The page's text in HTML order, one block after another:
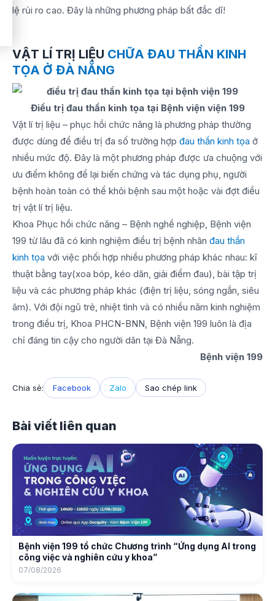
lệ rủi ro cao. Đây là những phương pháp bất đắc dĩ!
VẬT LÍ TRỊ LIỆU CHỮA ĐAU THẦN KINH
TỌA Ở ĐÀ NẴNG
Điều trị đau thần kinh tọa tại Bệnh viện viện 199
Vật lí trị liệu – phục hồi chức năng là phương pháp thường
được dùng để điều trị đa số trường hợp đau thần kinh tọa ở
nhiều mức độ. Đây là một phương pháp được ưa chuộng với
ưu điểm không để lại biến chứng và tác dụng phụ, người
bệnh hoàn toàn có thể khỏi bệnh sau một hoặc vài đợt điều
trị vật lí trị liệu.
Khoa Phục hồi chức năng – Bệnh nghề nghiệp, Bệnh viện
199 từ lâu đã có kinh nghiệm điều trị bệnh nhân đau thần
kinh tọa với việc phối hợp nhiều phương pháp khác nhau: kĩ
thuật bằng tay(xoa bóp, kéo dãn, giải điểm đau), bài tập trị
liệu và các phương pháp khác (điện trị liệu, sóng ngắn, siêu
âm). Với đội ngũ trẻ, nhiệt tình và có nhiều năm kinh nghiệm
trong điều trị, Khoa PHCN-BNN, Bệnh viện 199 luôn là địa
chỉ đáng tin cậy cho người dân tại Đà Nẵng.
Bệnh viện 199
Chia sẻ: Facebook Zalo Sao chép link
Bài viết liên quan
Bệnh viện 199 tổ chức Chương trình “Ứng dụng AI trong
công việc và nghiên cứu y khoa”
07/08/2026